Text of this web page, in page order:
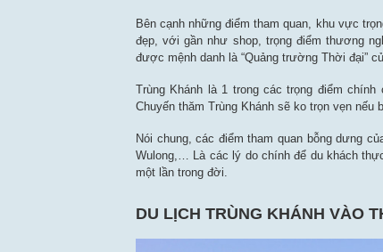
Bên cạnh những điểm tham quan, khu vực
đẹp, với gần như shop, trọng điểm thương
được mệnh danh là “Quảng trường Thời đại”
Trùng Khánh là 1 trong các trọng điểm
Chuyến thăm Trùng Khánh sẽ ko trọn vẹn nếu
Nói chung, các điểm tham quan bỗng dưng
Wulong,… Là các lý do chính để du khách
một lần trong đời.
DU LỊCH TRÙNG KHÁNH VÀO